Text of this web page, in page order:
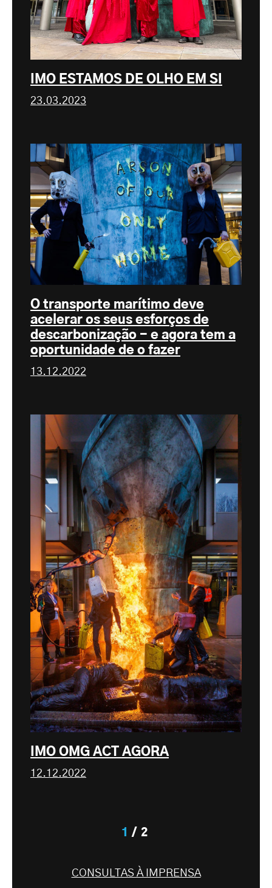
IMO ESTAMOS DE OLHO EM SI
23.03.2023
O transporte marítimo deve
acelerar os seus esforços de
descarbonização - e agora tem a
oportunidade de o fazer
13.12.2022
IMO OMG ACT AGORA
12.12.2022
1 2
CONSULTAS À IMPRENSA